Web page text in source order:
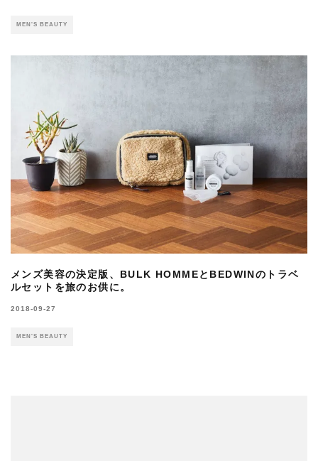
MEN'S BEAUTY
メンズ美容の決定版、BULK HOMMEとBEDWINのトラベ
ルセットを旅のお供に。
2018-09-27
MEN'S BEAUTY